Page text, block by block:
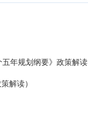
五年规划纲要》政策解读
解读）